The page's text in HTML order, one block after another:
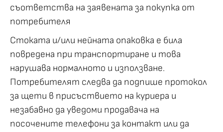
съответства на заявената за покупка от
потребителя
Стоката и/или нейната опаковка е била
повредена при транспортиране и това
нарушава нормалното и използване.
Потребителят следва да подпише протокол
за щети в присъствието на куриера и
незабавно да уведоми продавача на
посочените телефони за контакт или да